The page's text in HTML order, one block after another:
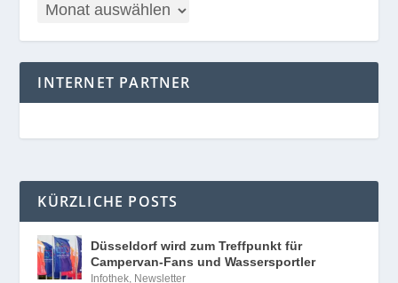
INTERNET PARTNER
KÜRZLICHE POSTS
Düsseldorf wird zum Treffpunkt für
Campervan-Fans und Wassersportler
Infothek, Newsletter